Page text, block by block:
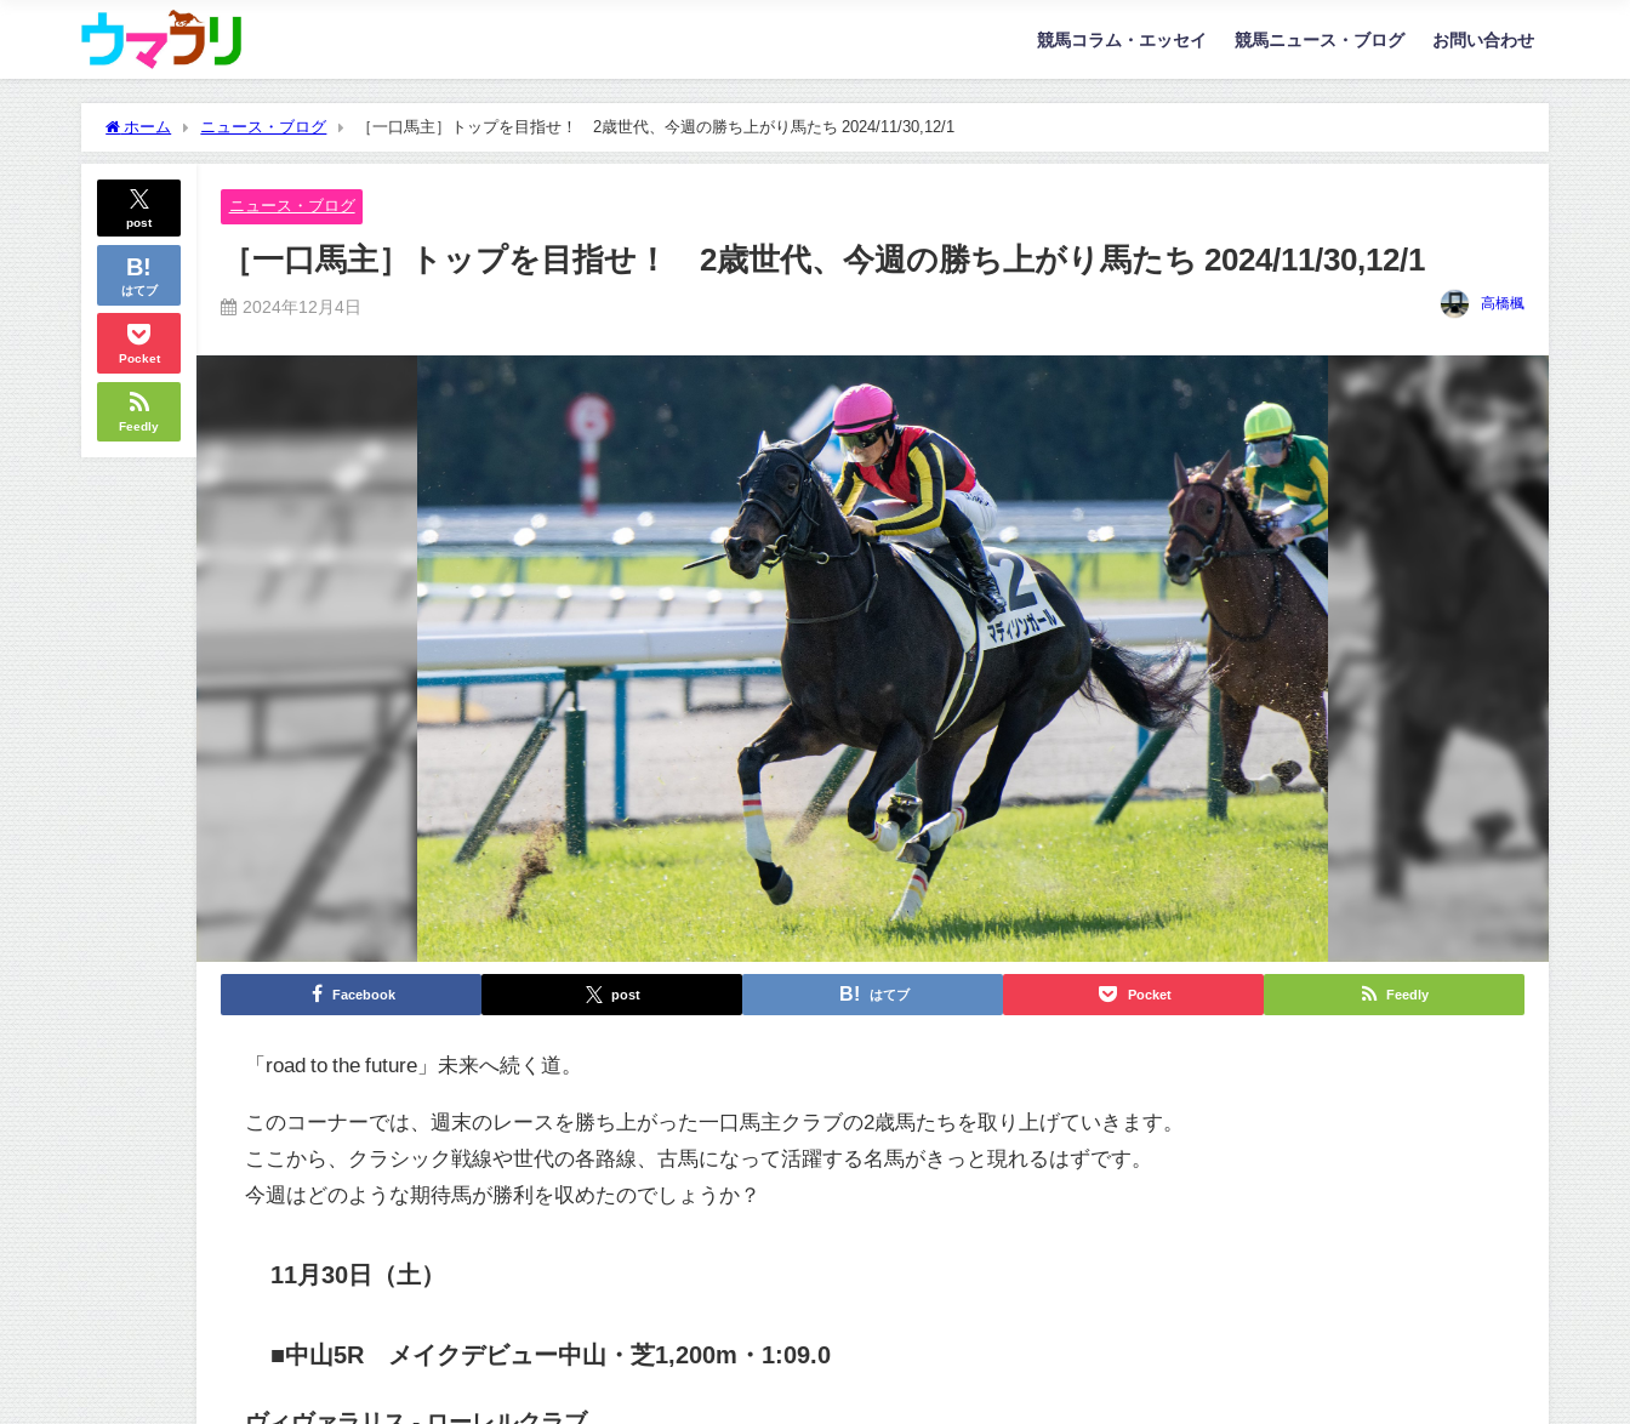
競馬コラム・エッセイ 競馬ニュース・ブログ お問い合わせ
ホーム ニュース・ブログ ［一口馬主］トップを目指せ！ 2歳世代、今週の勝ち上がり馬たち 2024/11/30,12/1
post
はてブ
Pocket
Feedly
ニュース・ブログ
［一口馬主］トップを目指せ！ 2歳世代、今週の勝ち上がり馬たち 2024/11/30,12/1
2024年12月4日 高橋楓
Facebook post はてブ Pocket Feedly
「road to the future」未来へ続く道。
このコーナーでは、週末のレースを勝ち上がった一口馬主クラブの2歳馬たちを取り上げていきます。
ここから、クラシック戦線や世代の各路線、古馬になって活躍する名馬がきっと現れるはずです。
今週はどのような期待馬が勝利を収めたのでしょうか？
11月30日（土）
■中山5R メイクデビュー中山・芝1,200m・1:09.0